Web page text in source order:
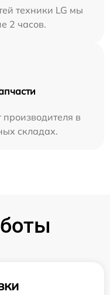
техники LG мы
2 часов.
производителя в
складах.